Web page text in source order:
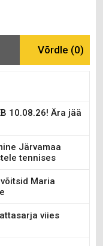
10.08.26! Ära jää
Järvamaa
tennises
Maria
viies